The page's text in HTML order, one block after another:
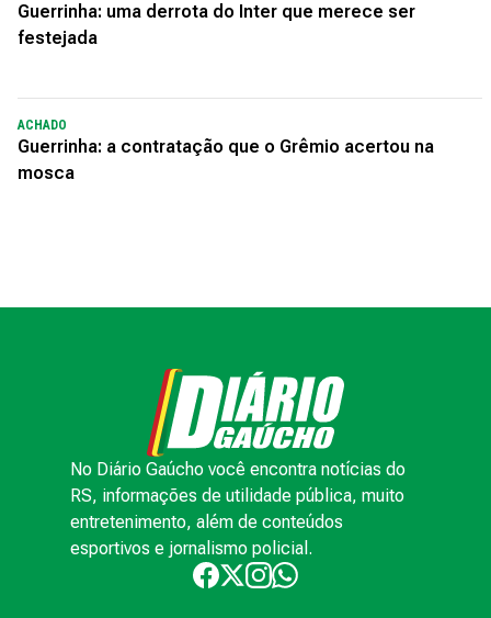
Guerrinha: uma derrota do Inter que merece ser
festejada
ACHADO
Guerrinha: a contratação que o Grêmio acertou na
mosca
No Diário Gaúcho você encontra notícias do
RS, informações de utilidade pública, muito
entretenimento, além de conteúdos
esportivos e jornalismo policial.